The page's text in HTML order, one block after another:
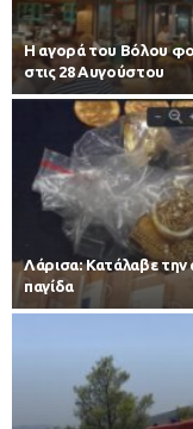
Η αγορά του Βόλου
στις 28 Αυγούστου
Λάρισα: Κατάλαβε την
παγίδα